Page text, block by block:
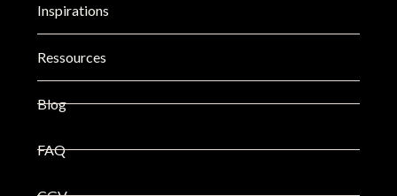
Inspirations
Ressources
Blog
FAQ